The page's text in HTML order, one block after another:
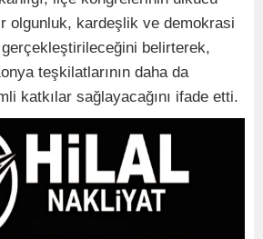
olgunluk, kardeşlik ve demokrasi
gerçekleştirileceğini belirterek,
teşkilatlarının daha da
katkılar sağlayacağını ifade etti.